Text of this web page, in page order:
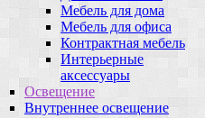
Мебель для дома
Мебель для офиса
Контрактная мебель
Интерьерные
аксессуары
Освещение
Внутреннее освещение